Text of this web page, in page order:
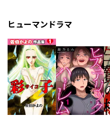
ヒューマンドラマ